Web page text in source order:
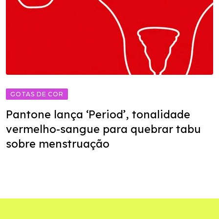
GOTAS DE COR
Pantone lança ‘Period’, tonalidade
vermelho-sangue para quebrar tabu
sobre menstruação